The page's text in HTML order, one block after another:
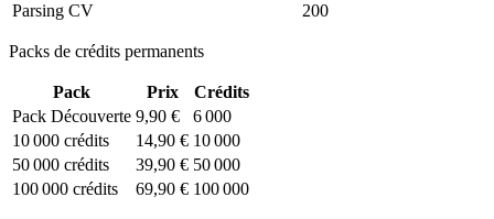
Parsing CV
200
Packs de crédits permanents
Pack Prix
Crédits
Pack Découverte 9,90 €
6 000
10 000 crédits
14,90 € 10 000
50 000 crédits
39,90 € 50 000
100 000 crédits
69,90 € 100 000